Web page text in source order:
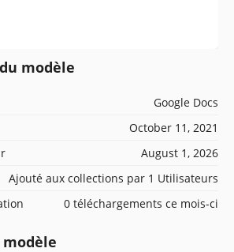
modèle
Google Docs
October 11, 2021
August 1, 2026
Ajouté aux collections par 1 Utilisateurs
0 téléchargements ce mois-ci
modèle